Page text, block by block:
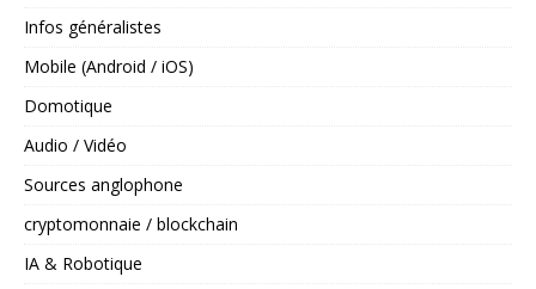
Infos généralistes
Mobile (Android / iOS)
Domotique
Audio / Vidéo
Sources anglophone
cryptomonnaie / blockchain
IA & Robotique